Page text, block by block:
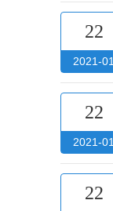
22
2021-01
22
2021-01
22